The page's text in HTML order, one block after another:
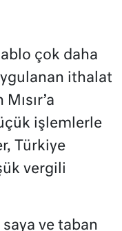
çok daha
ithalat
işlemlerle
Türkiye
vergili
saya ve taban